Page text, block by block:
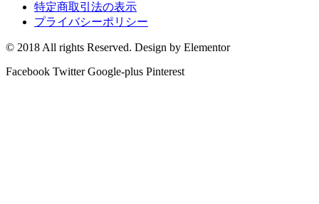
特定商取引法の表示
プライバシーポリシー
© 2018 All rights Reserved. Design by Elementor
Facebook Twitter Google-plus Pinterest